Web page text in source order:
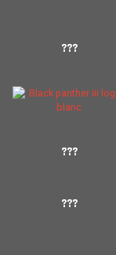
???
???
???